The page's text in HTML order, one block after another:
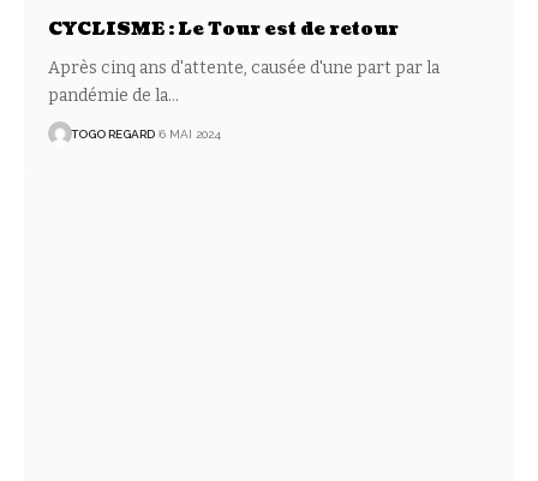
CYCLISME : Le Tour est de retour
Après cinq ans d'attente, causée d'une part par la
pandémie de la…
TOGO REGARD 6 MAI 2024